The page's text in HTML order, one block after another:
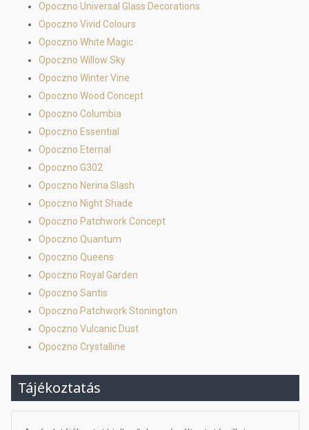
Opoczno Universal Glass Decorations
Opoczno Vivid Colours
Opoczno White Magic
Opoczno Willow Sky
Opoczno Winter Vine
Opoczno Wood Concept
Opoczno Columbia
Opoczno Essential
Opoczno Eternal
Opoczno G302
Opoczno Nerina Slash
Opoczno Night Shade
Opoczno Patchwork Concept
Opoczno Quantum
Opoczno Queens
Opoczno Royal Garden
Opoczno Santis
Opoczno Patchwork Stonington
Opoczno Vulcanic Dust
Opoczno Crystalline
Tájékoztatás